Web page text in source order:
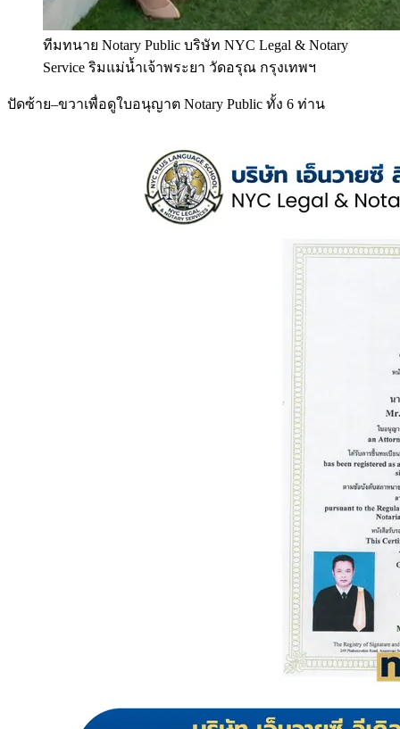
ทีมทนาย Notary Public บริษัท NYC Legal & Notary
Service ริมแม่น้ำเจ้าพระยา วัดอรุณ กรุงเทพฯ
ปัดซ้าย–ขวาเพื่อดูใบอนุญาต Notary Public ทั้ง 6 ท่าน